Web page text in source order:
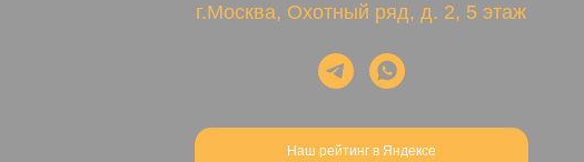
г.Москва, Охотный ряд, д. 2, 5 этаж
Наш рейтинг в Яндексе